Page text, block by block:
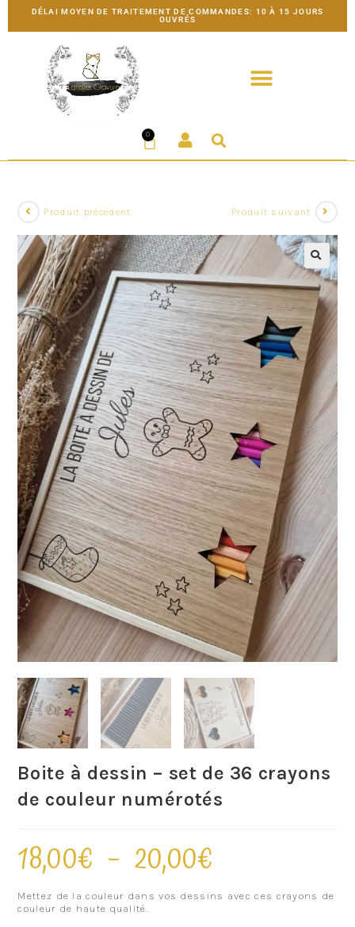
DÉLAI MOYEN DE TRAITEMENT DE COMMANDES: 10 À 15 JOURS
OUVRÉS
0
Produit précédent Produit suivant
Boite à dessin – set de 36 crayons
de couleur numérotés
18,00€ – 20,00€
Mettez de la couleur dans vos dessins avec ces crayons de
couleur de haute qualité.